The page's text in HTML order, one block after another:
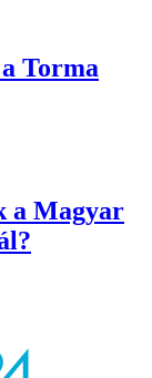
Torma
a Magyar